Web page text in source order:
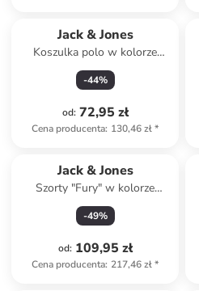
Jack & Jones
Koszulka polo w kolorze
granatowym
-44%
od: 72,95 zł
Cena producenta: 130,46 zł*
Jack & Jones
Szorty "Fury" w kolorze
czarnym
-49%
od: 109,95 zł
Cena producenta: 217,46 zł*